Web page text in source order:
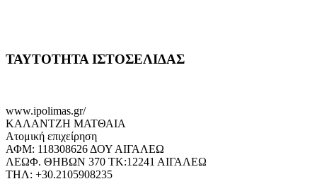
ΤΑΥΤΟΤΗΤΑ ΙΣΤΟΣΕΛΙΔΑΣ
www.ipolimas.gr/
ΚΑΛΑΝΤΖΗ ΜΑΤΘΑΙΑ
Ατομική επιχείρηση
ΑΦΜ: 118308626 ΔΟΥ ΑΙΓΑΛΕΩ
ΛΕΩΦ. ΘΗΒΩΝ 370 ΤΚ:12241 ΑΙΓΑΛΕΩ
ΤΗΛ: +30.2105908235